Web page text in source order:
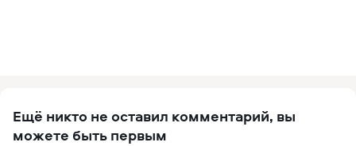
Ещё никто не оставил комментарий, вы
можете быть первым